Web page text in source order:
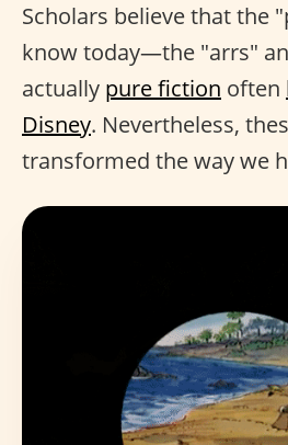
Scholars believe that the
know today—the "arrs"
actually pure fiction often
Disney. Nevertheless,
transformed the way we